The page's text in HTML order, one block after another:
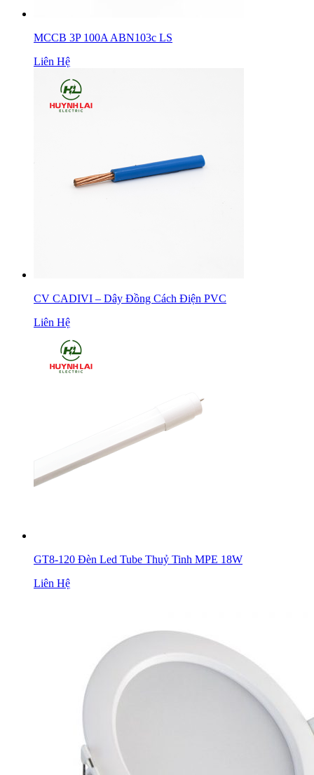
MCCB 3P 100A ABN103c LS
Liên Hệ
CV CADIVI – Dây Đồng Cách Điện PVC
Liên Hệ
GT8-120 Đèn Led Tube Thuỷ Tinh MPE 18W
Liên Hệ